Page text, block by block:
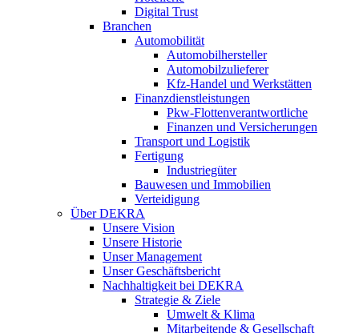
Digital Trust
Branchen
Automobilität
Automobilhersteller
Automobilzulieferer
Kfz-Handel und Werkstätten
Finanzdienstleistungen
Pkw‑Flottenverantwortliche
Finanzen und Versicherungen
Transport und Logistik
Fertigung
Industriegüter
Bauwesen und Immobilien
Verteidigung
Über DEKRA
Unsere Vision
Unsere Historie
Unser Management
Unser Geschäftsbericht
Nachhaltigkeit bei DEKRA
Strategie & Ziele
Umwelt & Klima
Mitarbeitende & Gesellschaft